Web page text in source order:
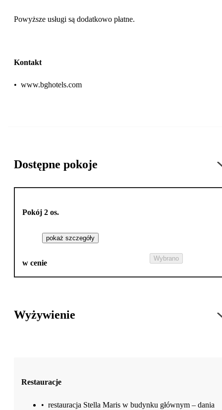
Powyższe usługi są dodatkowo płatne.
Kontakt
• www.bghotels.com
Dostępne pokoje
Pokój 2 os.
pokaż szczegóły
w cenie
Wybrano
Wyżywienie
Restauracje
• restauracja Stella Maris w budynku głównym – dania